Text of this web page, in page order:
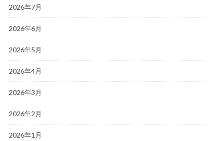
2026年7月
2026年6月
2026年5月
2026年4月
2026年3月
2026年2月
2026年1月